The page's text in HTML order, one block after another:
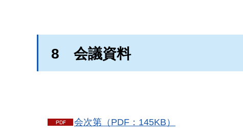
8 会議資料
会次第（PDF：145KB）